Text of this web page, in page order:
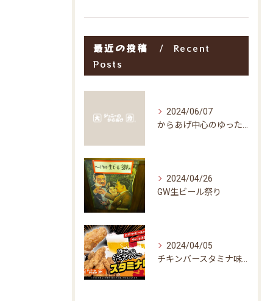
最近の投稿
Recent
Posts
2024/06/07
からあげ中心のゆったり空間
2024/04/26
GW生ビール祭り
2024/04/05
チキンバースタミナ味販売開始予定